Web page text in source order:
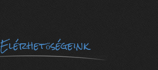
Elérhetőségeink